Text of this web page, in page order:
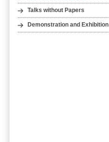
Talks without Papers
Demonstration and Exhibition